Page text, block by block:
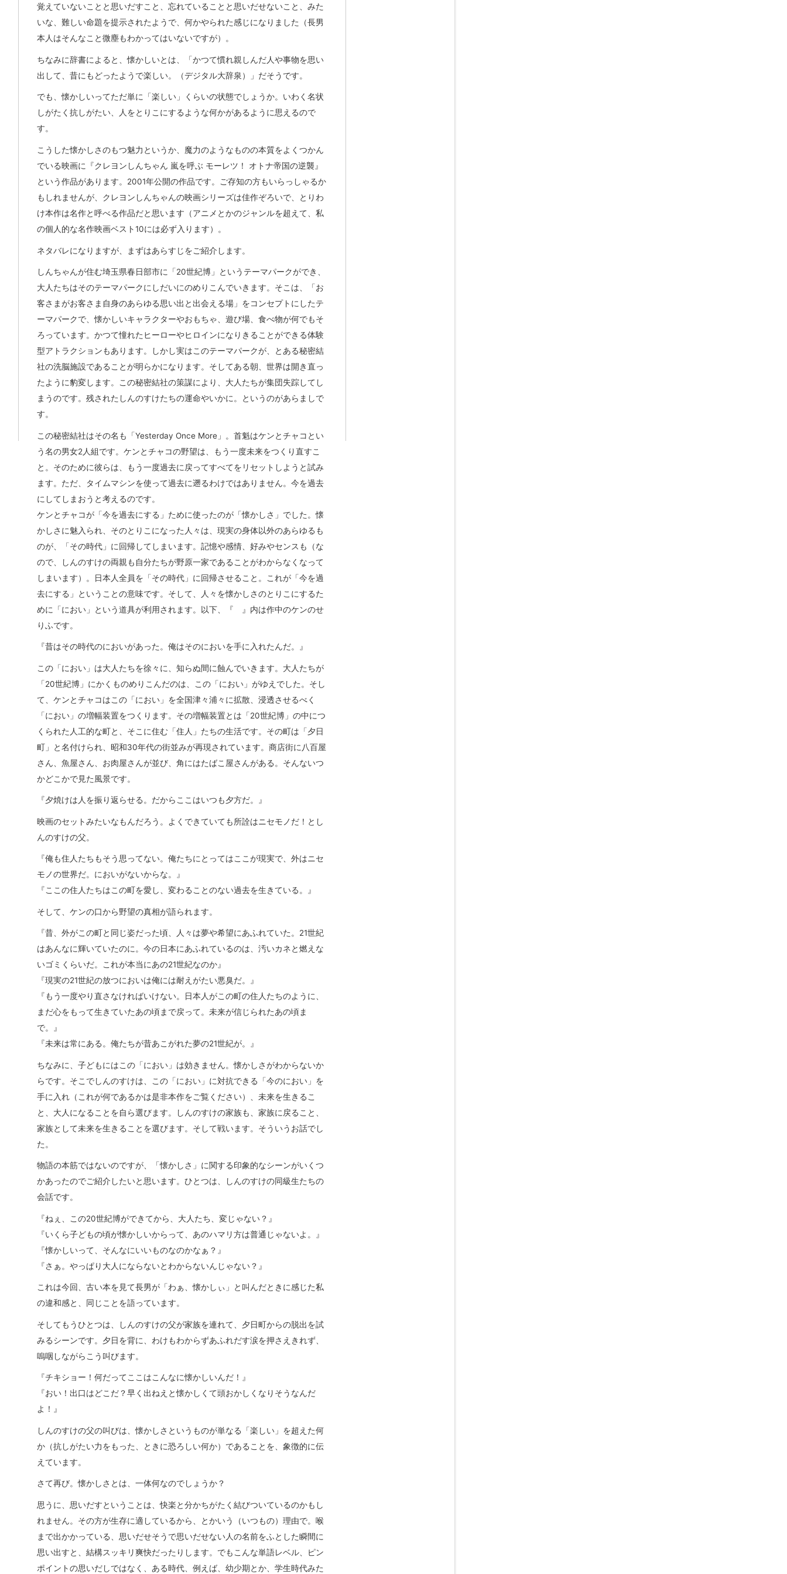
覚えていないことと思いだすこと、忘れていることと思いだせないこと、みた
いな、難しい命題を提示されたようで、何かやられた感じになりました（長男
本人はそんなこと微塵もわかってはいないですが）。
ちなみに辞書によると、懐かしいとは、「かつて慣れ親しんだ人や事物を思い
出して、昔にもどったようで楽しい。（デジタル大辞泉）」だそうです。
でも、懐かしいってただ単に「楽しい」くらいの状態でしょうか。いわく名状
しがたく抗しがたい、人をとりこにするような何かがあるように思えるので
す。
こうした懐かしさのもつ魅力というか、魔力のようなものの本質をよくつかん
でいる映画に『クレヨンしんちゃん 嵐を呼ぶ モーレツ！ オトナ帝国の逆襲』
という作品があります。2001年公開の作品です。ご存知の方もいらっしゃるか
もしれませんが、クレヨンしんちゃんの映画シリーズは佳作ぞろいで、とりわ
け本作は名作と呼べる作品だと思います（アニメとかのジャンルを超えて、私
の個人的な名作映画ベスト10には必ず入ります）。
ネタバレになりますが、まずはあらすじをご紹介します。
しんちゃんが住む埼玉県春日部市に「20世紀博」というテーマパークができ、
大人たちはそのテーマパークにしだいにのめりこんでいきます。そこは、「お
客さまがお客さま自身のあらゆる思い出と出会える場」をコンセプトにしたテ
ーマパークで、懐かしいキャラクターやおもちゃ、遊び場、食べ物が何でもそ
ろっています。かつて憧れたヒーローやヒロインになりきることができる体験
型アトラクションもあります。しかし実はこのテーマパークが、とある秘密結
社の洗脳施設であることが明らかになります。そしてある朝、世界は開き直っ
たように豹変します。この秘密結社の策謀により、大人たちが集団失踪してし
まうのです。残されたしんのすけたちの運命やいかに。というのがあらましで
す。
この秘密結社はその名も「Yesterday Once More」。首魁はケンとチャコとい
う名の男女2人組です。ケンとチャコの野望は、もう一度未来をつくり直すこ
と。そのために彼らは、もう一度過去に戻ってすべてをリセットしようと試み
ます。ただ、タイムマシンを使って過去に遡るわけではありません。今を過去
にしてしまおうと考えるのです。
ケンとチャコが「今を過去にする」ために使ったのが「懐かしさ」でした。懐
かしさに魅入られ、そのとりこになった人々は、現実の身体以外のあらゆるも
のが、「その時代」に回帰してしまいます。記憶や感情、好みやセンスも（な
ので、しんのすけの両親も自分たちが野原一家であることがわからなくなって
しまいます）。日本人全員を「その時代」に回帰させること。これが「今を過
去にする」ということの意味です。そして、人々を懐かしさのとりこにするた
めに「におい」という道具が利用されます。以下、『 』内は作中のケンのせ
りふです。
『昔はその時代のにおいがあった。俺はそのにおいを手に入れたんだ。』
この「におい」は大人たちを徐々に、知らぬ間に蝕んでいきます。大人たちが
「20世紀博」にかくものめりこんだのは、この「におい」がゆえでした。そし
て、ケンとチャコはこの「におい」を全国津々浦々に拡散、浸透させるべく
「におい」の増幅装置をつくります。その増幅装置とは「20世紀博」の中につ
くられた人工的な町と、そこに住む「住人」たちの生活です。その町は「夕日
町」と名付けられ、昭和30年代の街並みが再現されています。商店街に八百屋
さん、魚屋さん、お肉屋さんが並び、角にはたばこ屋さんがある。そんないつ
かどこかで見た風景です。
『夕焼けは人を振り返らせる。だからここはいつも夕方だ。』
映画のセットみたいなもんだろう。よくできていても所詮はニセモノだ！とし
んのすけの父。
『俺も住人たちもそう思ってない。俺たちにとってはここが現実で、外はニセ
モノの世界だ。においがないからな。』
『ここの住人たちはこの町を愛し、変わることのない過去を生きている。』
そして、ケンの口から野望の真相が語られます。
『昔、外がこの町と同じ姿だった頃、人々は夢や希望にあふれていた。21世紀
はあんなに輝いていたのに。今の日本にあふれているのは、汚いカネと燃えな
いゴミくらいだ。これが本当にあの21世紀なのか』
『現実の21世紀の放つにおいは俺には耐えがたい悪臭だ。』
『もう一度やり直さなければいけない。日本人がこの町の住人たちのように、
まだ心をもって生きていたあの頃まで戻って。未来が信じられたあの頃ま
で。』
『未来は常にある。俺たちが昔あこがれた夢の21世紀が。』
ちなみに、子どもにはこの「におい」は効きません。懐かしさがわからないか
らです。そこでしんのすけは、この「におい」に対抗できる「今のにおい」を
手に入れ（これが何であるかは是非本作をご覧ください）、未来を生きるこ
と、大人になることを自ら選びます。しんのすけの家族も、家族に戻ること、
家族として未来を生きることを選びます。そして戦います。そういうお話でし
た。
物語の本筋ではないのですが、「懐かしさ」に関する印象的なシーンがいくつ
かあったのでご紹介したいと思います。ひとつは、しんのすけの同級生たちの
会話です。
『ねぇ、この20世紀博ができてから、大人たち、変じゃない？』
『いくら子どもの頃が懐かしいからって、あのハマリ方は普通じゃないよ。』
『懐かしいって、そんなにいいものなのかなぁ？』
『さぁ。やっぱり大人にならないとわからないんじゃない？』
これは今回、古い本を見て長男が「わぁ、懐かしぃ」と叫んだときに感じた私
の違和感と、同じことを語っています。
そしてもうひとつは、しんのすけの父が家族を連れて、夕日町からの脱出を試
みるシーンです。夕日を背に、わけもわからずあふれだす涙を押さえきれず、
嗚咽しながらこう叫びます。
『チキショー！何だってここはこんなに懐かしいんだ！』
『おい！出口はどこだ？早く出ねえと懐かしくて頭おかしくなりそうなんだ
よ！』
しんのすけの父の叫びは、懐かしさというものが単なる「楽しい」を超えた何
か（抗しがたい力をもった、ときに恐ろしい何か）であることを、象徴的に伝
えています。
さて再び。懐かしさとは、一体何なのでしょうか？
思うに、思いだすということは、快楽と分かちがたく結びついているのかもし
れません。その方が生存に適しているから、とかいう（いつもの）理由で。喉
まで出かかっている、思いだせそうで思いだせない人の名前をふとした瞬間に
思い出すと、結構スッキリ爽快だったりします。でもこんな単語レベル、ピン
ポイントの思いだしではなく、ある時代、例えば、幼少期とか、学生時代みた